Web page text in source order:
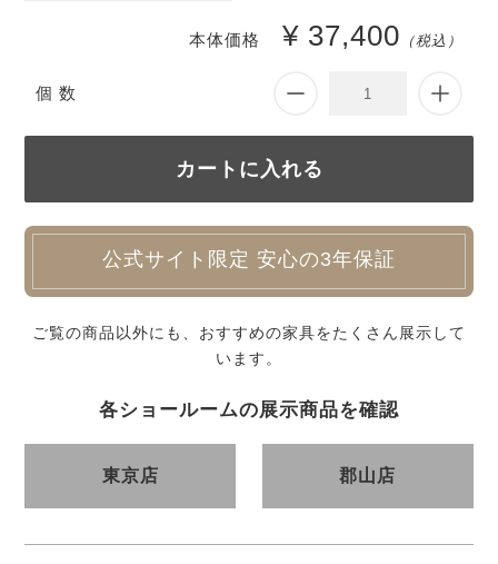
個 数
本体価格 ¥ 37,400 （税込）
公式サイト限定 安心の3年保証
ご覧の商品以外にも、おすすめの家具をたくさん展示して
います。
各ショールームの展示商品を確認
東京店 郡山店